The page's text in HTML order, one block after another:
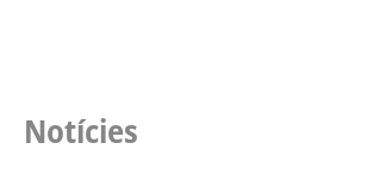
TROFEU NITS A LA FRESCA EL 9 NOU
Notícies